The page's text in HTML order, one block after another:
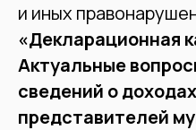
и иных
«Декларационная
Актуальные
сведений о
представителей